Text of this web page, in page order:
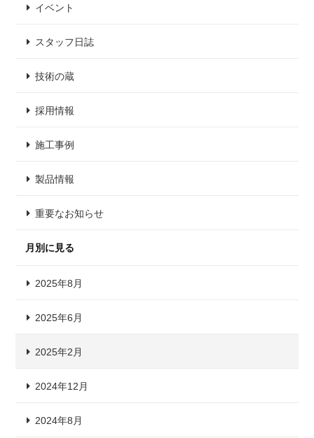
イベント
スタッフ日誌
技術の蔵
採用情報
施工事例
製品情報
重要なお知らせ
月別に見る
2025年8月
2025年6月
2025年2月
2024年12月
2024年8月